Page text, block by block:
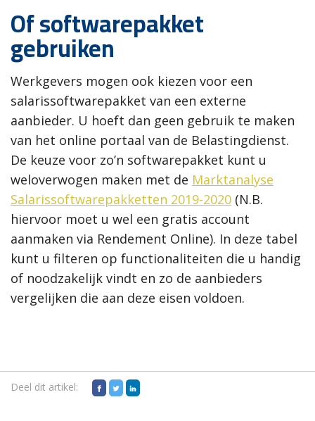
Of softwarepakket
gebruiken
Werkgevers mogen ook kiezen voor een
salarissoftwarepakket van een externe
aanbieder. U hoeft dan geen gebruik te maken
van het online portaal van de Belastingdienst.
De keuze voor zo’n softwarepakket kunt u
weloverwogen maken met de Marktanalyse
Salarissoftwarepakketten 2019-2020 (N.B.
hiervoor moet u wel een gratis account
aanmaken via Rendement Online). In deze tabel
kunt u filteren op functionaliteiten die u handig
of noodzakelijk vindt en zo de aanbieders
vergelijken die aan deze eisen voldoen.
Deel dit artikel: